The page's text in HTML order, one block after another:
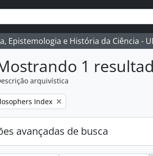
Epistemologia e História da Ciência -
1
arquivística
filtro: Index
avançadas de busca